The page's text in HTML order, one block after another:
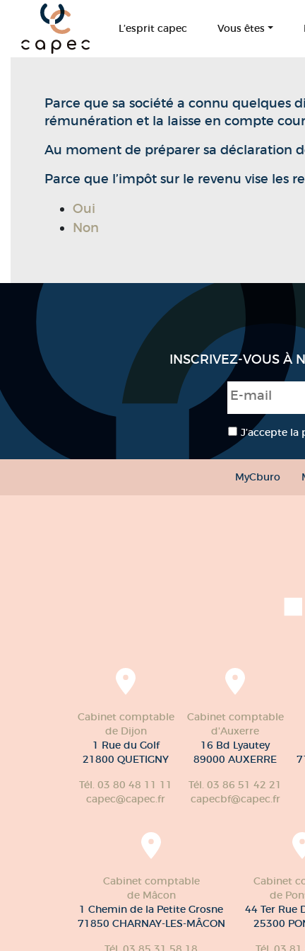
Panneau de gestion des cookies
L’esprit capec Vous êtes
Parce que sa société a connu quelques
rémunération et la laisse en compte
Au moment de préparer sa déclaration
Parce que l’impôt sur le revenu vise les
Oui
Non
INSCRIVEZ-VOUS À
E-mail
RGPD *
J’accepte
MyCburo
Cabinet comptable
de Dijon
1 Rue du Golf
21800 QUETIGNY
Tél. 03 80 48 11 11
capec@capec.fr
Cabinet comptable
d'Auxerre
16 Bd Lyautey
89000 AUXERRE
Tél. 03 86 51 42 21
capecbf@capec.fr
Cabinet comptable
de Mâcon
1 Chemin de la Petite Grosne
71850 CHARNAY-LES-MÂCON
Cabinet
de
44 Ter Rue
25300